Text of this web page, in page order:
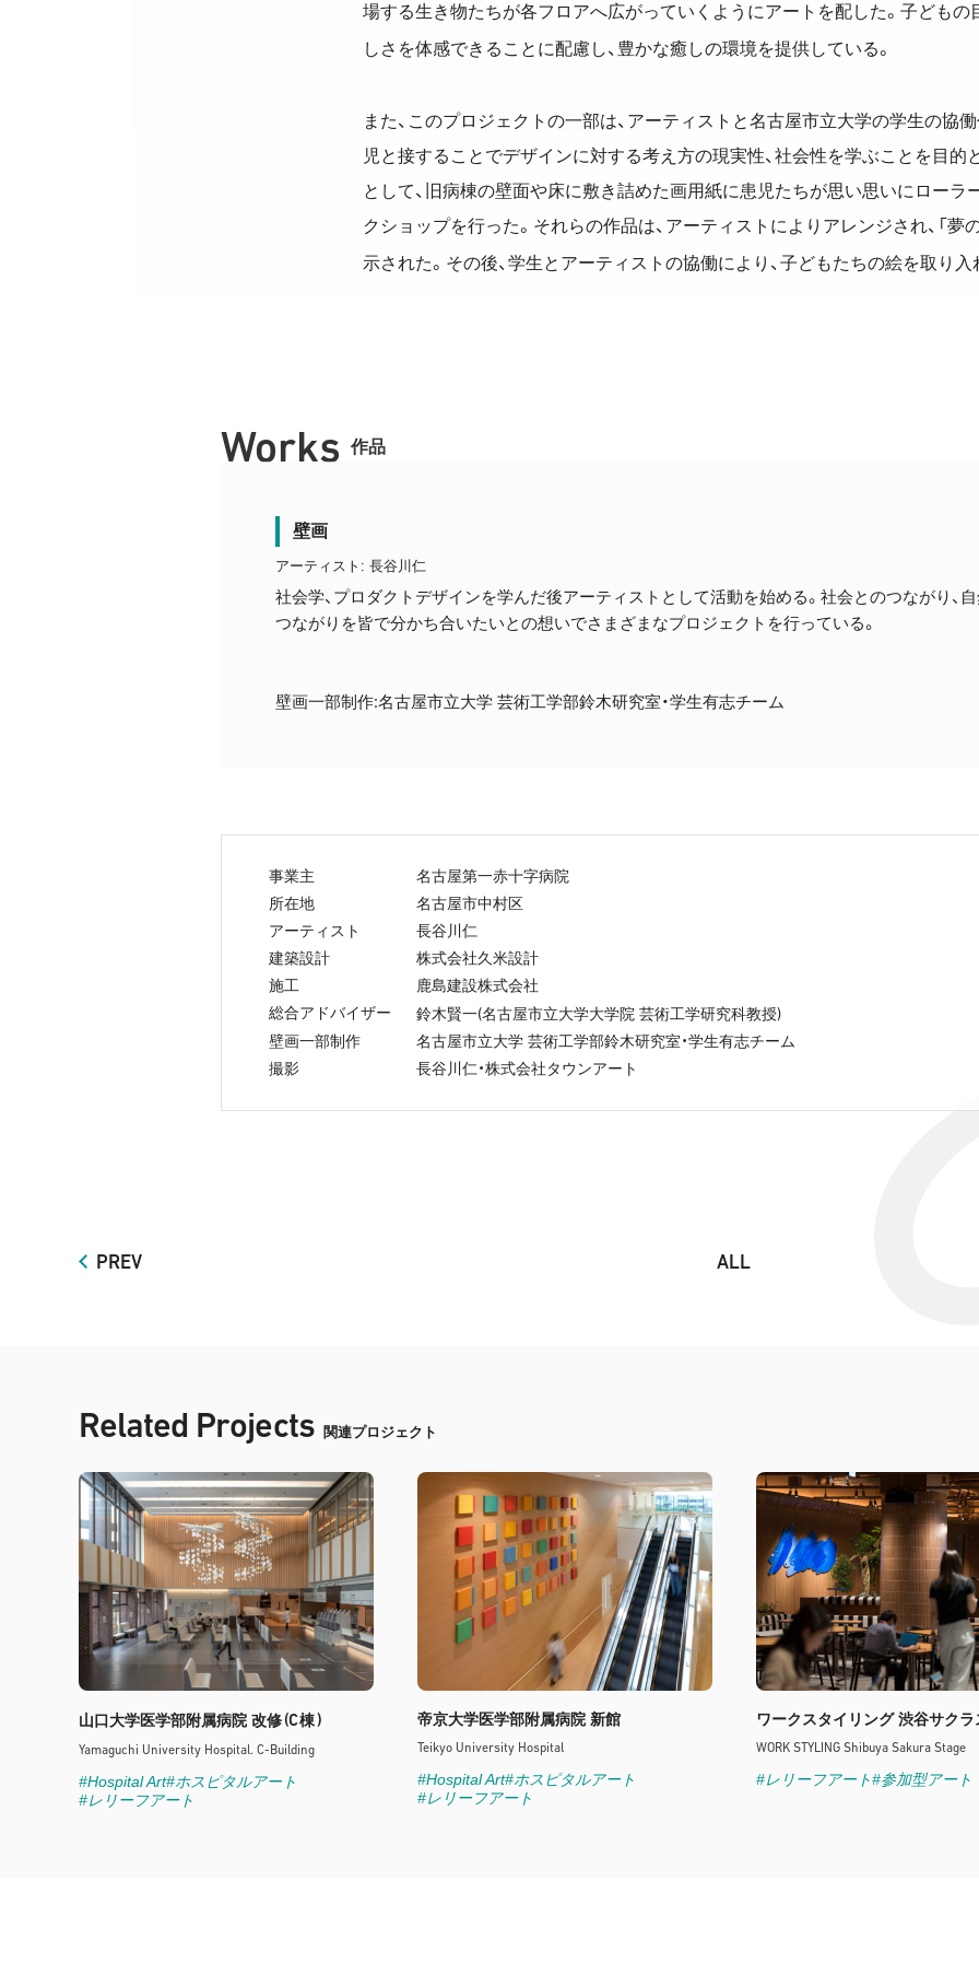
場する生き物たちが各フロアへ広がっていくようにアートを配した。子どもの
しさを体感できることに配慮し、豊かな癒しの環境を提供している。
また、このプロジェクトの一部は、アーティストと名古屋市立大学の学生の協
児と接することでデザインに対する考え方の現実性、社会性を学ぶことを目的
として、旧病棟の壁面や床に敷き詰めた画用紙に患児たちが思い思いにローラ
クショップを行った。それらの作品は、アーティストによりアレンジされ、「夢
示された。その後、学生とアーティストの協働により、子どもたちの絵を取り
Works 作品
壁画
アーティスト: 長谷川仁
社会学、プロダクトデザインを学んだ後アーティストとして活動を始める。社会とのつながり、
つながりを皆で分かち合いたいとの想いでさまざまなプロジェクトを行っている。
壁画一部制作:名古屋市立大学 芸術工学部鈴木研究室・学生有志チーム
事業主
名古屋第一赤十字病院
所在地
名古屋市中村区
アーティスト
長谷川仁
建築設計
株式会社久米設計
施工
鹿島建設株式会社
総合アドバイザー
鈴木賢一(名古屋市立大学大学院 芸術工学研究科教授)
壁画一部制作
名古屋市立大学 芸術工学部鈴木研究室・学生有志チーム
撮影
長谷川仁・株式会社タウンアート
PREV ALL
Related Projects 関連プロジェクト
山口大学医学部附属病院 改修(C棟)
Yamaguchi University Hospital. C-Building
#Hospital Art#ホスピタルアート
#レリーフアート
帝京大学医学部附属病院 新館
Teikyo University Hospital
#Hospital Art#ホスピタルアート
#レリーフアート
ワークスタイリング 渋谷サクラ
WORK STYLING Shibuya Sakura Stage
#レリーフアート#参加型アート